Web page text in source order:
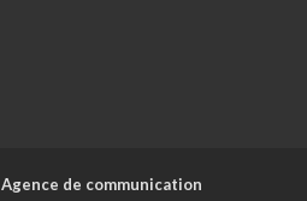
Agence de communication